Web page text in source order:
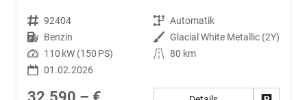
Fahrzeugnr. 92404 Getriebe Automatik
Kraftstoff Benzin Außenfarbe Glacial White Metallic (2Y)
Leistung 110 kW (150 PS) Kilometerstand 80 km
01.02.2026
32.590,– €